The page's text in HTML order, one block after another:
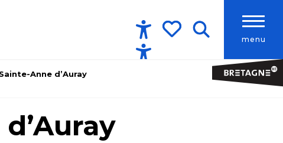
menu
Accessibilité
Anne d’Auray